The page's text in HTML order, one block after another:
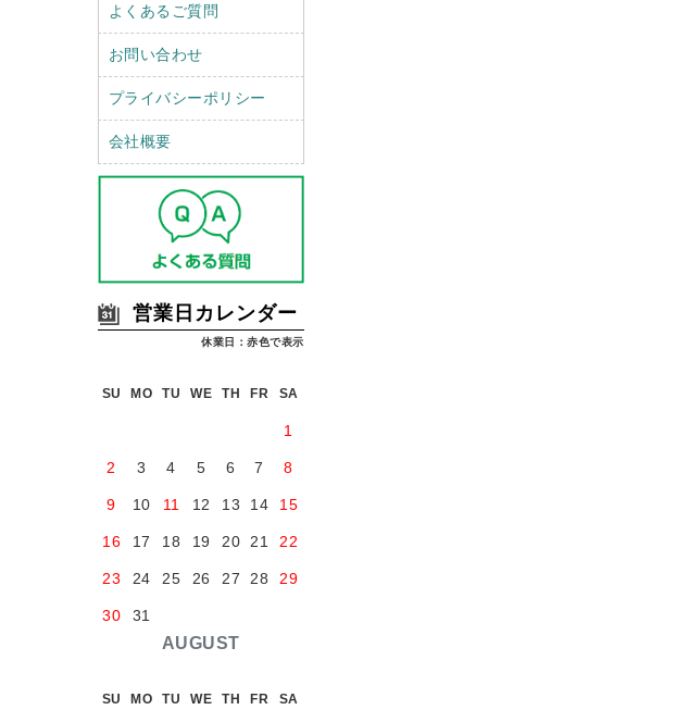
よくあるご質問
お問い合わせ
プライバシーポリシー
会社概要
営業日カレンダー
休業日：赤色で表示
AUGUST
SU MO TU WE TH FR SA
1
2 3 4 5 6 7 8
9 10 11 12 13 14 15
16 17 18 19 20 21 22
23 24 25 26 27 28 29
30 31
SU MO TU WE TH FR SA